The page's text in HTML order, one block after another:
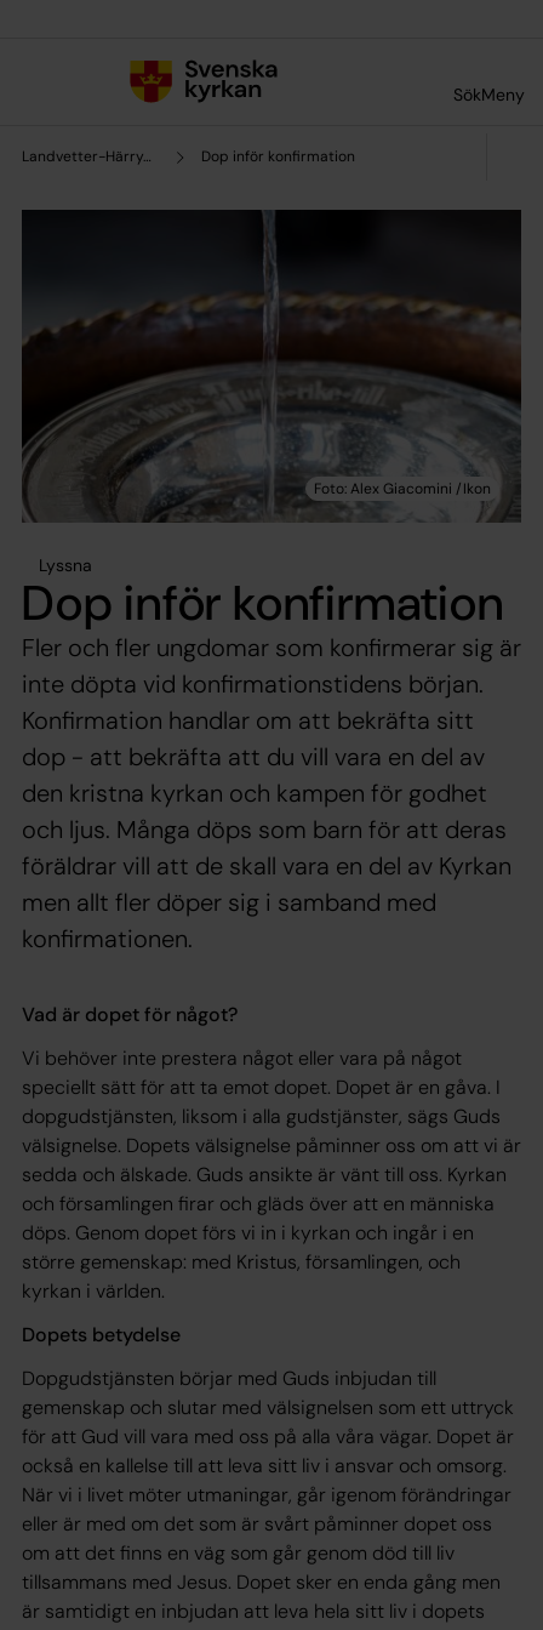
SökMeny
Landvetter-Härryda pastorat Dop inför konfirmation
Lyssna
Dop inför konfirmation
Fler och fler ungdomar som konfirmerar sig är
inte döpta vid konfirmationstidens början.
Konfirmation handlar om att bekräfta sitt
dop - att bekräfta att du vill vara en del av
den kristna kyrkan och kampen för godhet
och ljus. Många döps som barn för att deras
föräldrar vill att de skall vara en del av Kyrkan
men allt fler döper sig i samband med
konfirmationen.
Vad är dopet för något?
Vi behöver inte prestera något eller vara på något
speciellt sätt för att ta emot dopet. Dopet är en gåva. I
dopgudstjänsten, liksom i alla gudstjänster, sägs Guds
välsignelse. Dopets välsignelse påminner oss om att vi är
sedda och älskade. Guds ansikte är vänt till oss. Kyrkan
och församlingen firar och gläds över att en människa
döps. Genom dopet förs vi in i kyrkan och ingår i en
större gemenskap: med Kristus, församlingen, och
kyrkan i världen.
Dopets betydelse
Dopgudstjänsten börjar med Guds inbjudan till
gemenskap och slutar med välsignelsen som ett uttryck
för att Gud vill vara med oss på alla våra vägar. Dopet är
också en kallelse till att leva sitt liv i ansvar och omsorg.
När vi i livet möter utmaningar, går igenom förändringar
eller är med om det som är svårt påminner dopet oss
om att det finns en väg som går genom död till liv
tillsammans med Jesus. Dopet sker en enda gång men
är samtidigt en inbjudan att leva hela sitt liv i dopets